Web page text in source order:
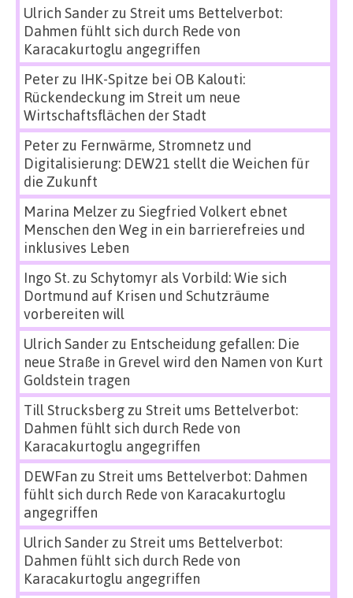
Ulrich Sanderzu Streit ums Bettelverbot:
Dahmen fühlt sich durch Rede von
Karacakurtoglu angegriffen
Peterzu IHK-Spitze bei OB Kalouti:
Rückendeckung im Streit um neue
Wirtschaftsflächen der Stadt
Peterzu Fernwärme, Stromnetz und
Digitalisierung: DEW21 stellt die Weichen für
die Zukunft
Marina Melzerzu Siegfried Volkert ebnet
Menschen den Weg in ein barrierefreies und
inklusives Leben
Ingo St.zu Schytomyr als Vorbild: Wie sich
Dortmund auf Krisen und Schutzräume
vorbereiten will
Ulrich Sanderzu Entscheidung gefallen: Die
neue Straße in Grevel wird den Namen von Kurt
Goldstein tragen
Till Strucksbergzu Streit ums Bettelverbot:
Dahmen fühlt sich durch Rede von
Karacakurtoglu angegriffen
DEWFan zu Streit ums Bettelverbot: Dahmen
fühlt sich durch Rede von Karacakurtoglu
angegriffen
Ulrich Sanderzu Streit ums Bettelverbot:
Dahmen fühlt sich durch Rede von
Karacakurtoglu angegriffen